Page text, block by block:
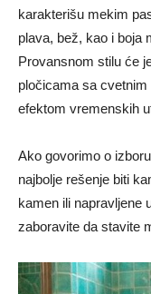
karakterišu mekim
plava, bež, kao i boja
Provansnom stilu će
pločicama sa
efektom vremenskih
Ako govorimo o
najbolje rešenje biti
kamen ili napravljene
zaboravite da stavite